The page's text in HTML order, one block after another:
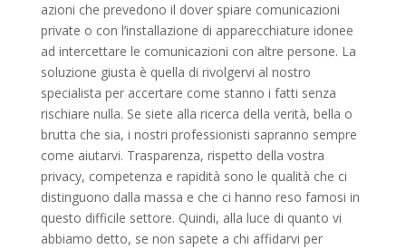
azioni che prevedono il dover spiare comunicazioni
private o con l’installazione di apparecchiature idonee
ad intercettare le comunicazioni con altre persone. La
soluzione giusta è quella di rivolgervi al nostro
specialista per accertare come stanno i fatti senza
rischiare nulla. Se siete alla ricerca della verità, bella o
brutta che sia, i nostri professionisti sapranno sempre
come aiutarvi. Trasparenza, rispetto della vostra
privacy, competenza e rapidità sono le qualità che ci
distinguono dalla massa e che ci hanno reso famosi in
questo difficile settore. Quindi, alla luce di quanto vi
abbiamo detto, se non sapete a chi affidarvi per